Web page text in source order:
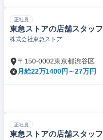
正社員
東急ストアの店舗スタッフ
株式会社東急ストア
〒150-0002東京都渋谷区
月給22万1400円～27万円
正社員
東急ストアの店舗スタッフ